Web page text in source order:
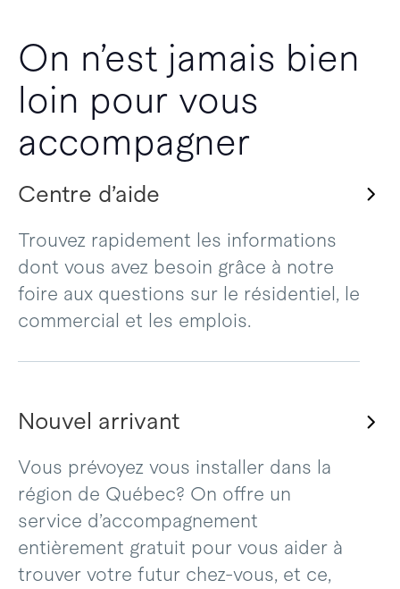
On n’est jamais bien
loin pour vous
accompagner
Centre d’aide
Trouvez rapidement les informations
dont vous avez besoin grâce à notre
foire aux questions sur le résidentiel, le
commercial et les emplois.
Nouvel arrivant
Vous prévoyez vous installer dans la
région de Québec? On offre un
service d’accompagnement
entièrement gratuit pour vous aider à
trouver votre futur chez-vous, et ce,